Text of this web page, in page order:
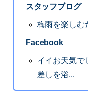
スタッフブログ
梅雨を楽し
Facebook
イイお天気で
差しを浴...